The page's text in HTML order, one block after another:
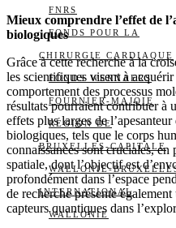
FNRS
FONDS POUR LA
CHIRURGIE CARDIAQUE
FONDS WERNAERS
FOURNIER-MAJOIE
RÉGION DE
BRUXELLES-CAPITALE
WALLONIE-
INTERNATIONAL
WALLONIE
Mieux comprendre l’effet de
biologiques
Grâce à cette recherche à la
les scientifiques visent à
comportement des processus
résultats pourraient contribuer à
effets plus larges de
biologiques, tels que le corps
connaissances sont cruciales,
spatiale, dont l’objectif est
profondément dans l’espace
de recherche présente
capteurs quantiques dans